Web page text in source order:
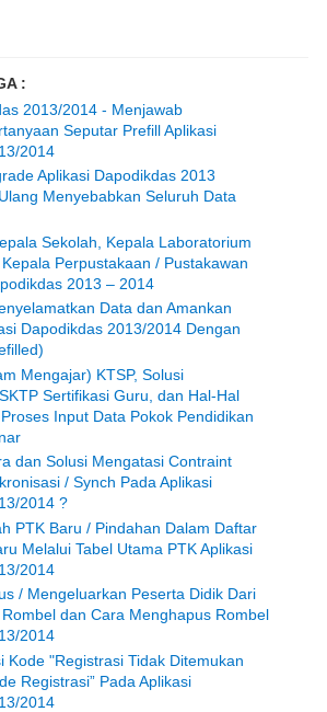
:
2013/2014 - Menjawab
Seputar Prefill Aplikasi
2014
Aplikasi Dapodikdas 2013
Menyebabkan Seluruh Data
Sekolah, Kepala Laboratorium
Perpustakaan / Pustakawan
2013 – 2014
Data dan Amankan
Dapodikdas 2013/2014 Dengan
Mengajar) KTSP, Solusi
Sertifikasi Guru, dan Hal-Hal
Input Data Pokok Pendidikan
dan Solusi Mengatasi Contraint
/ Synch Pada Aplikasi
2014 ?
PTK Baru / Pindahan Dalam Daftar
Melalui Tabel Utama PTK Aplikasi
2014
/ Mengeluarkan Peserta Didik Dari
dan Cara Menghapus Rombel
2014
Kode "Registrasi Tidak Ditemukan
Registrasi” Pada Aplikasi
2014